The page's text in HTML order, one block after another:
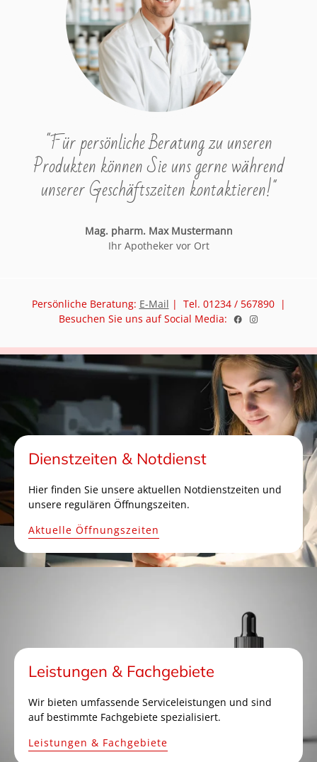
"Für persönliche Beratung zu unseren
Produkten können Sie uns gerne während
unserer Geschäftszeiten kontaktieren!"
Mag. pharm. Max Mustermann
Ihr Apotheker vor Ort
Persönliche Beratung: E-Mail | Tel. 01234 / 567890 |
Besuchen Sie uns auf Social Media:
Dienstzeiten & Notdienst
Hier finden Sie unsere aktuellen Notdienstzeiten und
unsere regulären Öffnungszeiten.
Aktuelle Öffnungszeiten
Leistungen & Fachgebiete
Wir bieten umfassende Serviceleistungen und sind
auf bestimmte Fachgebiete spezialisiert.
Leistungen & Fachgebiete